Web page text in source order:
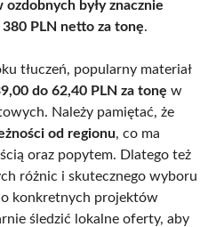
ozdobnych były znacznie
380 PLN netto za tonę.
tłuczeń, popularny materiał
do 62,40 PLN za tonę w
Należy pamiętać, że
od regionu, co ma
oraz popytem. Dlatego też
różnic i skutecznego wyboru
konkretnych projektów
śledzić lokalne oferty, aby